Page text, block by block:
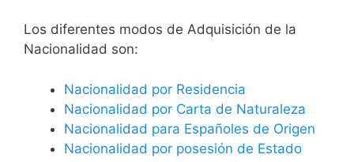
​​​Los diferentes modos de Adquisición de la
Nacionalidad son:
Nacionalidad por Residencia
Nacionalidad por Carta de Naturaleza
Nacionalidad para Españoles de Origen
Nacionalidad por posesión de Estado